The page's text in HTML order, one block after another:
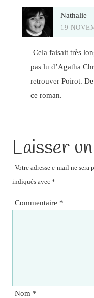
Nathalie
19
Cela faisait très
pas lu d’Agatha
retrouver Poirot.
ce roman.
Laisser
Votre adresse e-mail ne sera
indiqués avec *
Commentaire *
Nom *